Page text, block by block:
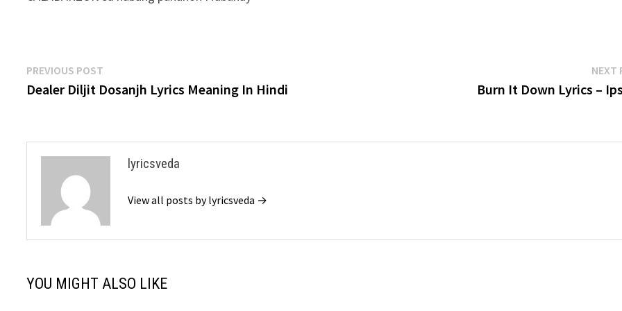
Post
navigation
PREVIOUS POST
post:
Dealer Diljit Dosanjh Lyrics Meaning In Hindi
NEXT
Burn It Down Lyrics –
lyricsveda
View all posts by lyricsveda →
YOU MIGHT ALSO LIKE